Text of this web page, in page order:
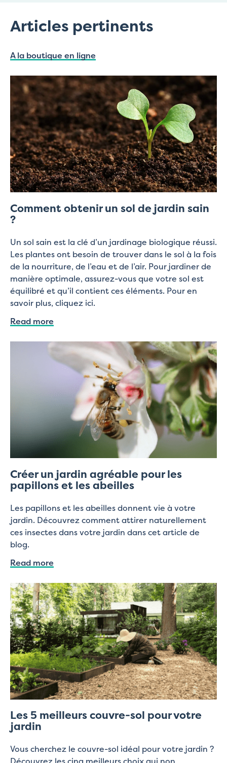
Articles pertinents
A la boutique en ligne
Comment obtenir un sol de jardin sain
?
Un sol sain est la clé d’un jardinage biologique réussi.
Les plantes ont besoin de trouver dans le sol à la fois
de la nourriture, de l’eau et de l’air. Pour jardiner de
manière optimale, assurez-vous que votre sol est
équilibré et qu’il contient ces éléments. Pour en
savoir plus, cliquez ici.
Read more
Créer un jardin agréable pour les
papillons et les abeilles
Les papillons et les abeilles donnent vie à votre
jardin. Découvrez comment attirer naturellement
ces insectes dans votre jardin dans cet article de
blog.
Read more
Les 5 meilleurs couvre-sol pour votre
jardin
Vous cherchez le couvre-sol idéal pour votre jardin ?